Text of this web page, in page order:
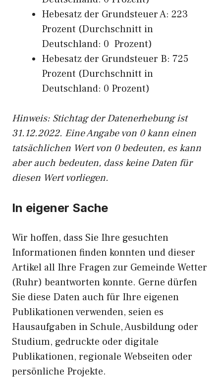
Hebesatz der Grundsteuer A: 223
Prozent (Durchschnitt in
Deutschland: 0 Prozent)
Hebesatz der Grundsteuer B: 725
Prozent (Durchschnitt in
Deutschland: 0 Prozent)
Hinweis: Stichtag der Datenerhebung ist
31.12.2022. Eine Angabe von 0 kann einen
tatsächlichen Wert von 0 bedeuten, es kann
aber auch bedeuten, dass keine Daten für
diesen Wert vorliegen.
In eigener Sache
Wir hoffen, dass Sie Ihre gesuchten
Informationen finden konnten und dieser
Artikel all Ihre Fragen zur Gemeinde Wetter
(Ruhr) beantworten konnte. Gerne dürfen
Sie diese Daten auch für Ihre eigenen
Publikationen verwenden, seien es
Hausaufgaben in Schule, Ausbildung oder
Studium, gedruckte oder digitale
Publikationen, regionale Webseiten oder
persönliche Projekte.